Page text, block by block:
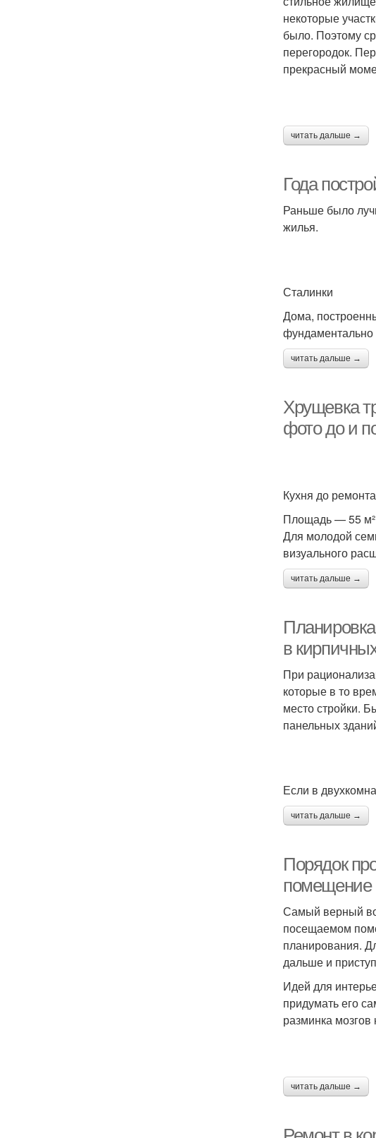
некоторые
было. Поэтому
перегородок.
прекрасный
читать дальше →
Года
Раньше было
жилья.
Сталинки
Дома,
фундаментально
читать дальше →
Хрущевка
фото до и
Кухня до
Площадь — 55
Для молодой
визуального
читать дальше →
в
При
которые в то
место стройки.
панельных
Если в
читать дальше →
Порядок
помещение
Самый верный
посещаемом
планирования.
дальше и
Идей для
придумать его
разминка
читать дальше →